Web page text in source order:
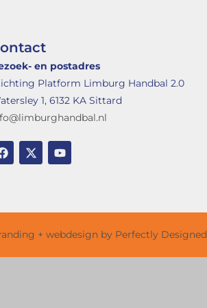
en postadres
Platform Limburg Handbal 2.0
1, 6132 KA Sittard
+ webdesign by Perfectly Designed